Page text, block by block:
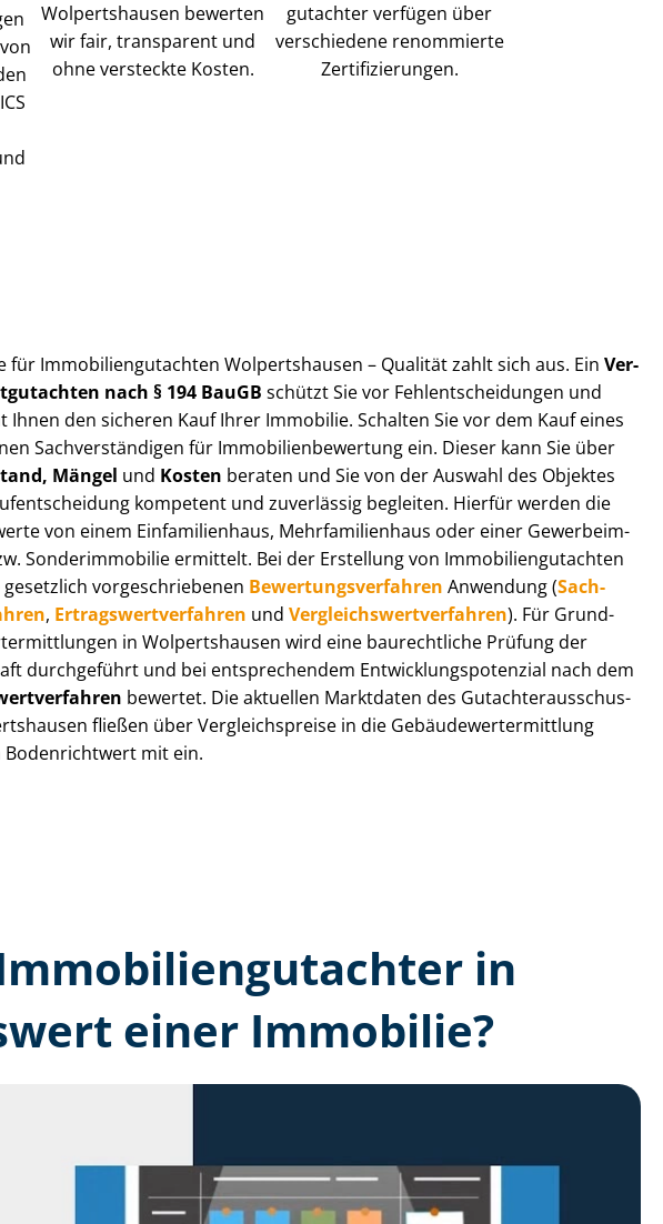
Wolpertshausen bewerten
wir fair, transparent und
ohne versteckte Kosten.
gutachter verfügen über
verschiedene renommierte
Zer­ti­fi­zie­run­gen.
für Im­mo­bi­li­en­gut­ach­ten Wolpertshausen – Qualität zahlt sich aus. Ein Ver­
nach § 194 BauGB schützt Sie vor Fehl­ent­schei­dun­gen und
Ihnen den sicheren Kauf Ihrer Immobilie. Schalten Sie vor dem Kauf eines
Sach­ver­stän­di­gen für Im­mo­bi­li­en­be­wer­tung ein. Dieser kann Sie über
Mängel und Kosten beraten und Sie von der Auswahl des Objektes
kompetent und zuverlässig begleiten. Hierfür werden die
von einem Einfamilienhaus, Mehr­fa­mi­li­en­haus oder einer Ge­wer­be­im­
Sonderimmobilie ermittelt. Bei der Erstellung von Im­mo­bi­li­en­gut­ach­ten
vor­ge­schrie­be­nen Be­wer­tungs­ver­fah­ren Anwendung (Sach­
, Er­trags­wert­ver­fah­ren und Ver­gleichs­wert­ver­fah­ren). Für Grund­
in Wolpertshausen wird eine baurechtliche Prüfung der
durchgeführt und bei entsprechendem Ent­wick­lungs­po­ten­zi­al nach dem
bewertet. Die aktuellen Marktdaten des Gut­ach­ter­aus­schus­
fließen über Ver­gleichs­prei­se in die Ge­bäu­de­wert­ermitt­lung
Bodenrichtwert mit ein.
in
einer Immobilie?